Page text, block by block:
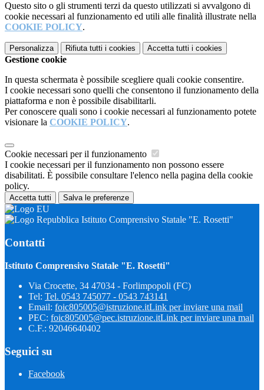
Questo sito o gli strumenti terzi da questo utilizzati si avvalgono di
cookie necessari al funzionamento ed utili alle finalità illustrate nella
COOKIE POLICY.
Personalizza Rifiuta tutti i cookies Accetta tutti i cookies
Gestione cookie
In questa schermata è possibile scegliere quali cookie consentire.
I cookie necessari sono quelli che consentono il funzionamento della
piattaforma e non è possibile disabilitarli.
Per conoscere quali sono i cookie necessari al funzionamento potete
visionare la COOKIE POLICY.
Cookie necessari per il funzionamento
I cookie necessari per il funzionamento non possono essere
disabilitati. È possibile consultare l'elenco nella pagina della cookie
policy.
Accetta tutti Salva le preferenze
Istituto Comprensivo Statale "E. Rosetti"
Contatti
Istituto Comprensivo Statale "E. Rosetti"
Via Crocette, 34 47034 - Forlimpopoli (FC)
Tel: Tel. 0543 745077 - 0543 743141
Email: foic805005@istruzione.itLink per inviare una mail
PEC: foic805005@pec.istruzione.itLink per inviare una mail
C.F.: 92046640402
Seguici su
Facebook